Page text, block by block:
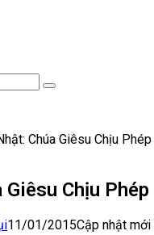
Tìm
Chúa Giêsu Chịu
Giêsu Chịu Phép
11/01/2015Cập nhật